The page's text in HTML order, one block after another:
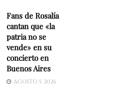
Fans de Rosalía
cantan que «la
patria no se
vende» en su
concierto en
Buenos Aires
AGOSTO 5, 2026